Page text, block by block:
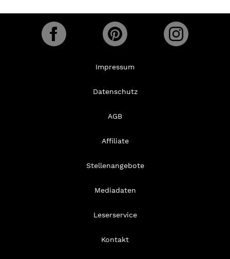
Impressum
Datenschutz
AGB
Affiliate
Stellenangebote
Mediadaten
Leserservice
Kontakt